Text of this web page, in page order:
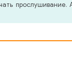
прослушивание.